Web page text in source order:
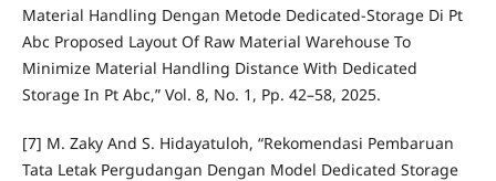
Material Handling Dengan Metode Dedicated-Storage Di Pt
Abc Proposed Layout Of Raw Material Warehouse To
Minimize Material Handling Distance With Dedicated
Storage In Pt Abc,” Vol. 8, No. 1, Pp. 42–58, 2025.
[7] M. Zaky And S. Hidayatuloh, “Rekomendasi Pembaruan
Tata Letak Pergudangan Dengan Model Dedicated Storage